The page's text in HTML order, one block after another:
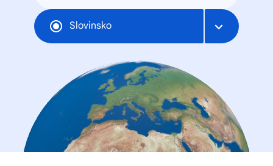
Slovinsko